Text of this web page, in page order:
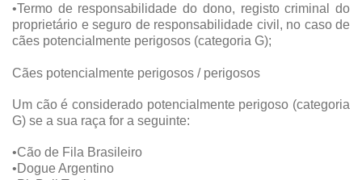
•Termo de responsabilidade do dono, registo criminal do
proprietário e seguro de responsabilidade civil, no caso de
cães potencialmente perigosos (categoria G);
Cães potencialmente perigosos / perigosos
Um cão é considerado potencialmente perigoso (categoria
G) se a sua raça for a seguinte:
•Cão de Fila Brasileiro
•Dogue Argentino